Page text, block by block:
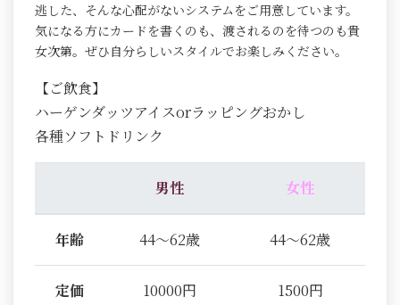
逃した、そんな心配がないシステムをご用意しています。
気になる方にカードを書くのも、渡されるのを待つのも貴
女次第。ぜひ自分らしいスタイルでお楽しみください。
【ご飲食】
ハーゲンダッツアイスorラッピングおかし
各種ソフトドリンク
男性 女性
年齢 44～62歳 44～62歳
定価 10000円 1500円